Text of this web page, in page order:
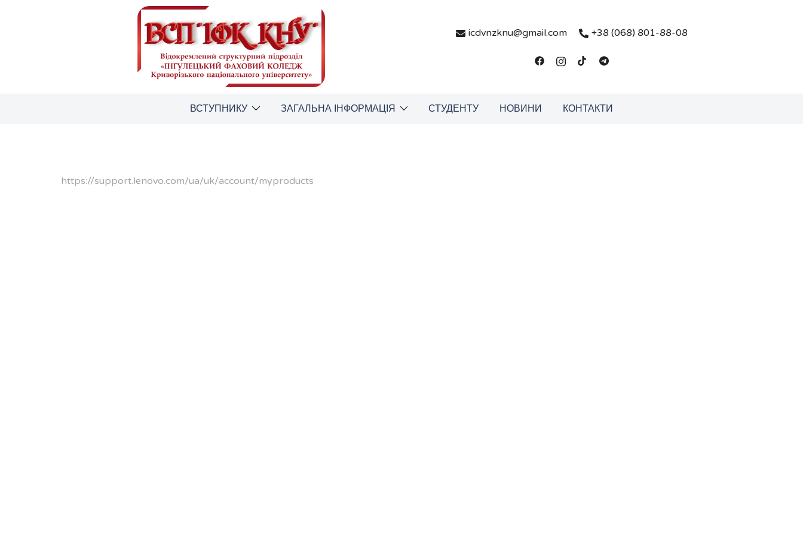
icdvnzknu@gmail.com +38 (068) 801-88-08
ВСТУПНИКУ ЗАГАЛЬНА ІНФОРМАЦІЯ СТУДЕНТУ НОВИНИ КОНТАКТИ
https://support.lenovo.com/ua/uk/account/myproducts